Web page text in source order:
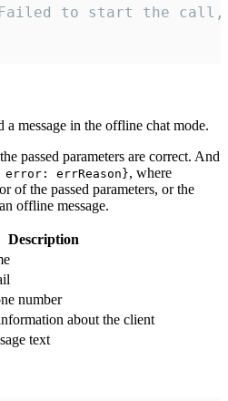
to start the
message in the offline chat mode.
passed parameters are correct. And
errReason}, where
of the passed parameters, or the
offline message.
Description
number
about the client
text